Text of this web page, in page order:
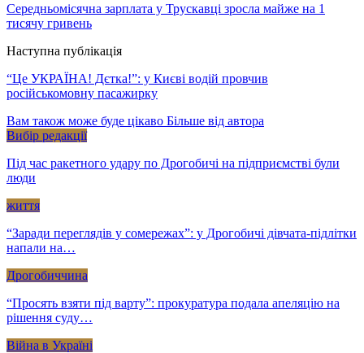
Середньомісячна зарплата у Трускавці зросла майже на 1
тисячу гривень
Наступна публікація
“Це УКРАЇНА! Дєтка!”: у Києві водій провчив
російськомовну пасажирку
Вам також може буде цікаво Більше від автора
Вибір редакції
Під час ракетного удару по Дрогобичі на підприємстві були
люди
життя
“Заради переглядів у сомережах”: у Дрогобичі дівчата-підлітки
напали на…
Дрогобиччина
“Просять взяти під варту”: прокуратура подала апеляцію на
рішення суду…
Війна в Україні